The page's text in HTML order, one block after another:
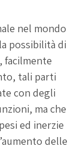
nel mondo
possibilità di
facilmente
tali parti
con degli
ma che
ed inerzie
delle